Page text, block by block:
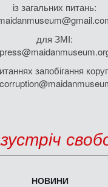
із загальних питань:
для ЗМІ:
запобігання
НОВИНИ